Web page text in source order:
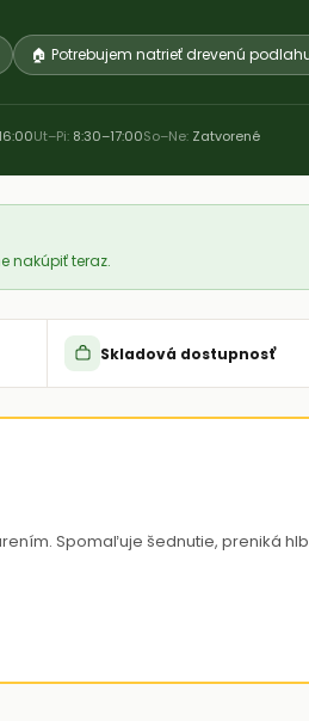
🏠 Potrebujem natrieť drevenú
Ut–Pi: 8:30–17:00So–Ne: Zatvorené
nakúpiť teraz.
Skladová dostupnosť
Spomaľuje šednutie, preniká